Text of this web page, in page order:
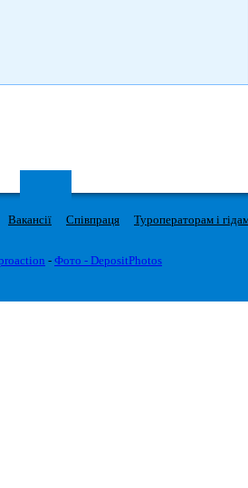
Вакансії Співпраця Туроператорам і
- Фото - DepositPhotos